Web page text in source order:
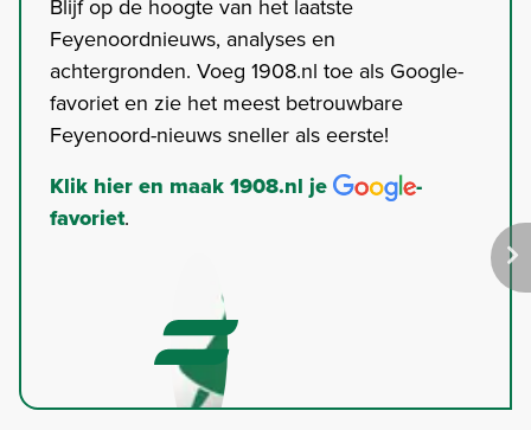
Blijf op de hoogte van het laatste
Feyenoordnieuws, analyses en
achtergronden. Voeg 1908.nl toe als Google-
favoriet en zie het meest betrouwbare
Feyenoord-nieuws sneller als eerste!
Klik hier en maak 1908.nl je
-
favoriet.